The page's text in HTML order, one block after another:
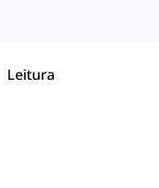
Leitura